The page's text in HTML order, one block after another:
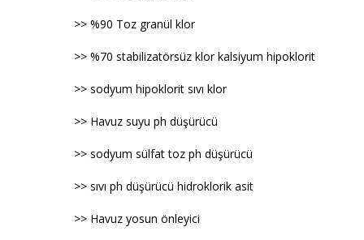
>> %90 Toz granül klor
>> %70 stabilizatörsüz klor kalsiyum hipoklorit
>> sodyum hipoklorit sıvı klor
>> Havuz suyu ph düşürücü
>> sodyum sülfat toz ph düşürücü
>> sıvı ph düşürücü hidroklorik asit
>> Havuz yosun önleyici